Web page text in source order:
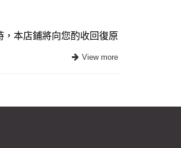
本店鋪將向您酌收回復原